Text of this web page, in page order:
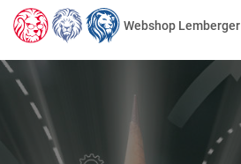
Webshop Lemberger